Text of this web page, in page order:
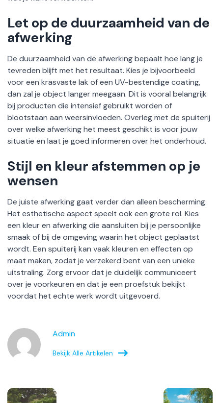
Let op de duurzaamheid van de
afwerking
De duurzaamheid van de afwerking bepaalt hoe lang je
tevreden blijft met het resultaat. Kies je bijvoorbeeld
voor een krasvaste lak of een UV-bestendige coating,
dan zal je object langer meegaan. Dit is vooral belangrijk
bij producten die intensief gebruikt worden of
blootstaan aan weersinvloeden. Overleg met de spuiterij
over welke afwerking het meest geschikt is voor jouw
situatie en laat je goed informeren over het onderhoud.
Stijl en kleur afstemmen op je
wensen
De juiste afwerking gaat verder dan alleen bescherming.
Het esthetische aspect speelt ook een grote rol. Kies
een kleur en afwerking die aansluiten bij je persoonlijke
smaak of bij de omgeving waarin het object geplaatst
wordt. Een spuiterij kan vaak kleuren en effecten op
maat maken, zodat je verzekerd bent van een unieke
uitstraling. Zorg ervoor dat je duidelijk communiceert
over je voorkeuren en dat je een proefstuk bekijkt
voordat het echte werk wordt uitgevoerd.
Admin
Bekijk Alle Artikelen